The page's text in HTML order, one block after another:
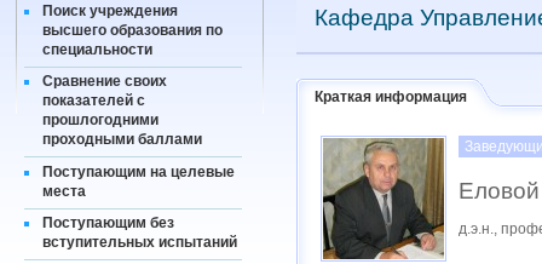
Поиск учреждения
высшего образования по
специальности
Сравнение своих
показателей с
прошлогодними
проходными баллами
Поступающим на целевые
места
Поступающим без
вступительных испытаний
Кафедра
Краткая информация
д.э.н.,